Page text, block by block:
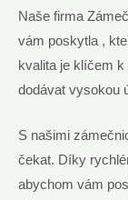
Naše firma
vám poskytla ,
kvalita je klíčem
dodávat vysokou
S našimi
čekat. Díky
abychom vám